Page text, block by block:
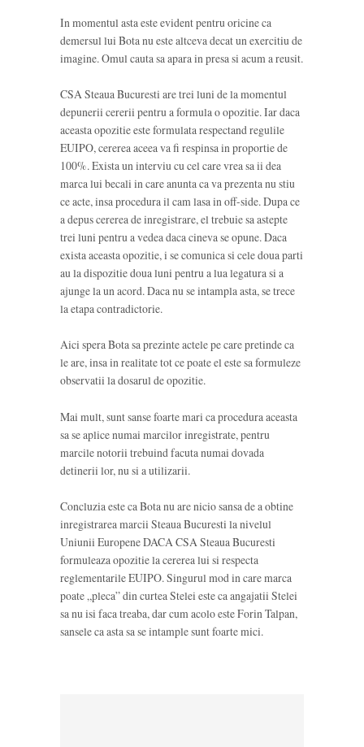
In momentul asta este evident pentru oricine ca
demersul lui Bota nu este altceva decat un exercitiu de
imagine. Omul cauta sa apara in presa si acum a reusit.
CSA Steaua Bucuresti are trei luni de la momentul
depunerii cererii pentru a formula o opozitie. Iar daca
aceasta opozitie este formulata respectand regulile
EUIPO, cererea aceea va fi respinsa in proportie de
100%. Exista un interviu cu cel care vrea sa ii dea
marca lui becali in care anunta ca va prezenta nu stiu
ce acte, insa procedura il cam lasa in off-side. Dupa ce
a depus cererea de inregistrare, el trebuie sa astepte
trei luni pentru a vedea daca cineva se opune. Daca
exista aceasta opozitie, i se comunica si cele doua parti
au la dispozitie doua luni pentru a lua legatura si a
ajunge la un acord. Daca nu se intampla asta, se trece
la etapa contradictorie.
Aici spera Bota sa prezinte actele pe care pretinde ca
le are, insa in realitate tot ce poate el este sa formuleze
observatii la dosarul de opozitie.
Mai mult, sunt sanse foarte mari ca procedura aceasta
sa se aplice numai marcilor inregistrate, pentru
marcile notorii trebuind facuta numai dovada
detinerii lor, nu si a utilizarii.
Concluzia este ca Bota nu are nicio sansa de a obtine
inregistrarea marcii Steaua Bucuresti la nivelul
Uniunii Europene DACA CSA Steaua Bucuresti
formuleaza opozitie la cererea lui si respecta
reglementarile EUIPO. Singurul mod in care marca
poate „pleca” din curtea Stelei este ca angajatii Stelei
sa nu isi faca treaba, dar cum acolo este Forin Talpan,
sansele ca asta sa se intample sunt foarte mici.